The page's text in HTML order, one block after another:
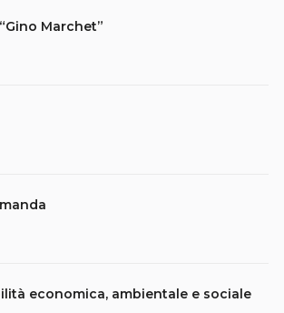
Marchet”
economica, ambientale e sociale